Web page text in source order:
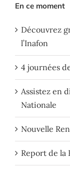
En ce moment
Découvrez
l’Inafon
4 journées
Assistez en
Nationale
Nouvelle
Report de la